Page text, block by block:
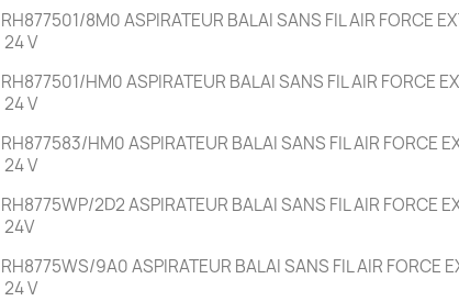
RH877501/8M0ASPIRATEUR BALAI SANS FIL AIR FORCE
24 V
RH877501/HM0ASPIRATEUR BALAI SANS FIL AIR FORCE
24 V
RH877583/HM0ASPIRATEUR BALAI SANS FIL AIR FORCE
24 V
RH8775WP/2D2ASPIRATEUR BALAI SANS FIL AIR FORCE
24V
RH8775WS/9A0ASPIRATEUR BALAI SANS FIL AIR FORCE
24 V